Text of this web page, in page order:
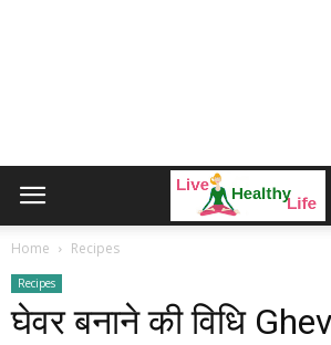
Home Recipes
Recipes
घेवर बनाने की विध‍ि